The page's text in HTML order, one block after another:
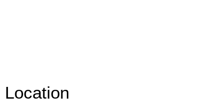
Location